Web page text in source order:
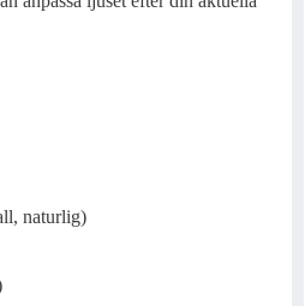
naturlig)